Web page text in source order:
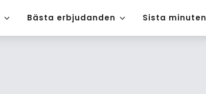
Bästa erbjudanden Sista minuten